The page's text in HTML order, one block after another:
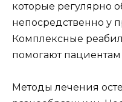
которые регулярно
непосредственно у
Комплексные
помогают пациентам
Методы лечения